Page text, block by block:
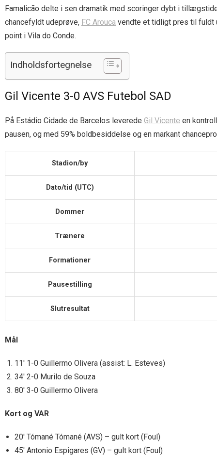
Famalicão delte i sen dramatik med scoringer dybt i
chancefyldt udeprøve, FC Arouca vendte et tidligt pres til fuldt
point i Vila do Conde.
Indholdsfortegnelse
Gil Vicente 3-0 AVS Futebol SAD
På Estádio Cidade de Barcelos leverede Gil Vicente en
pausen, og med 59% boldbesiddelse og en markant
Stadion/by
Dato/tid (UTC)
Dommer
Trænere
Formationer
Pausestilling
Slutresultat
Mål
11′ 1-0 Guillermo Olivera (assist: L. Esteves)
34′ 2-0 Murilo de Souza
80′ 3-0 Guillermo Olivera
Kort og VAR
20′ Tómané Tómané (AVS) – gult kort (Foul)
45′ Antonio Espigares (GV) – gult kort (Foul)